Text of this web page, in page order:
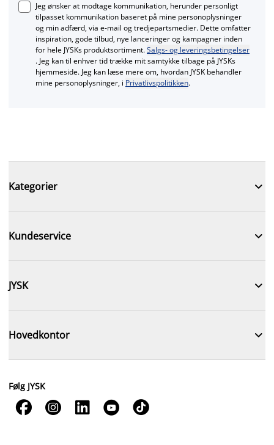
Jeg ønsker at modtage kommunikation, herunder personligt
tilpasset kommunikation baseret på mine personoplysninger
og min adfærd, via e‑mail og tredjepartsmedier. Dette omfatter
inspiration, gode tilbud, nye lanceringer og kampagner inden
for hele JYSKs produktsortiment.Salgs- og leveringsbetingelser
. Jeg kan til enhver tid trække mit samtykke tilbage på JYSKs
hjemmeside. Jeg kan læse mere om, hvordan JYSK behandler
mine personoplysninger, i Privatlivspolitikken.
Kategorier 
Kundeservice 
JYSK 
Hovedkontor 
Følg JYSK
    